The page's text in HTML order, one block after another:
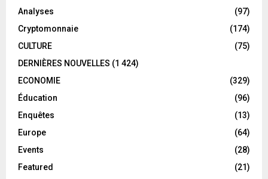
Analyses
(97)
Cryptomonnaie
(174)
CULTURE
(75)
DERNIÈRES NOUVELLES (1 424)
ECONOMIE
(329)
Éducation
(96)
Enquêtes
(13)
Europe
(64)
Events
(28)
Featured
(21)